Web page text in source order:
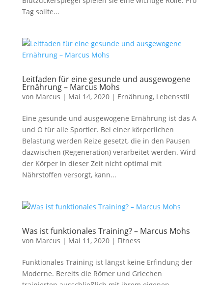
Tag sollte...
Leitfaden für eine gesunde und ausgewogene
Ernährung – Marcus Mohs
von Marcus | Mai 14, 2020| Ernährung, Lebensstil
Eine gesunde und ausgewogene Ernährung ist das A
und O für alle Sportler. Bei einer körperlichen
Belastung werden Reize gesetzt, die in den Pausen
dazwischen (Regeneration) verarbeitet werden. Wird
der Körper in dieser Zeit nicht optimal mit
Nährstoffen versorgt, kann...
Was ist funktionales Training? – Marcus Mohs
von Marcus | Mai 11, 2020| Fitness
Funktionales Training ist längst keine Erfindung der
Moderne. Bereits die Römer und Griechen